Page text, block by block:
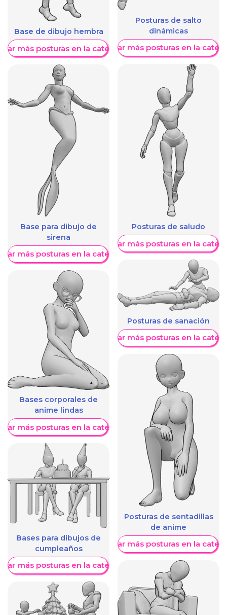
Base de dibujo hembra
más posturas en la categoría
Base para dibujo de
sirena
más posturas en la categoría
Bases corporales de
anime lindas
más posturas en la categoría
Bases para dibujos de
cumpleaños
más posturas en la categoría
Posturas de salto
dinámicas
Mostrar más posturas en la
Posturas de saludo
Mostrar más posturas en la
Posturas de sanación
Mostrar más posturas en la
Posturas de sentadillas
de anime
Mostrar más posturas en la